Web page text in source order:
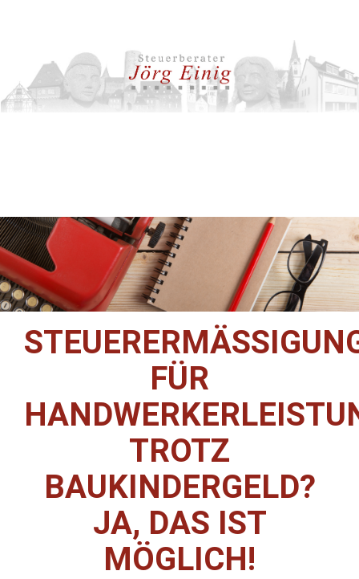
STEUERERMÄSSIGUNG
ÜR H
ROTZ B
AUKINDERGELD? J
A, DAS IST M
ÖGLICH!